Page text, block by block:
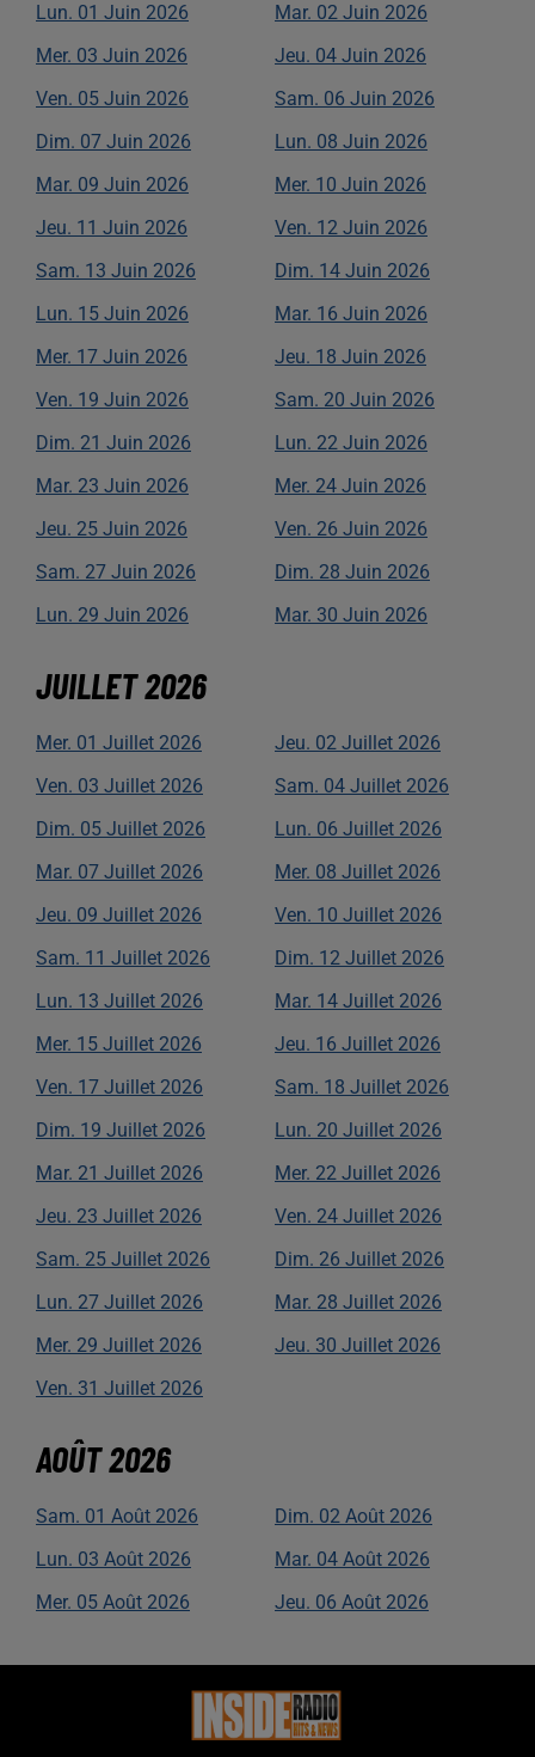
Lun. 01 Juin 2026 Mar. 02 Juin 2026
Mer. 03 Juin 2026 Jeu. 04 Juin 2026
Ven. 05 Juin 2026 Sam. 06 Juin 2026
Dim. 07 Juin 2026 Lun. 08 Juin 2026
Mar. 09 Juin 2026 Mer. 10 Juin 2026
Jeu. 11 Juin 2026 Ven. 12 Juin 2026
Sam. 13 Juin 2026 Dim. 14 Juin 2026
Lun. 15 Juin 2026 Mar. 16 Juin 2026
Mer. 17 Juin 2026 Jeu. 18 Juin 2026
Ven. 19 Juin 2026 Sam. 20 Juin 2026
Dim. 21 Juin 2026 Lun. 22 Juin 2026
Mar. 23 Juin 2026 Mer. 24 Juin 2026
Jeu. 25 Juin 2026 Ven. 26 Juin 2026
Sam. 27 Juin 2026 Dim. 28 Juin 2026
Lun. 29 Juin 2026 Mar. 30 Juin 2026
JUILLET2026
Mer. 01 Juillet 2026 Jeu. 02 Juillet 2026
Ven. 03 Juillet 2026 Sam. 04 Juillet 2026
Dim. 05 Juillet 2026 Lun. 06 Juillet 2026
Mar. 07 Juillet 2026 Mer. 08 Juillet 2026
Jeu. 09 Juillet 2026 Ven. 10 Juillet 2026
Sam. 11 Juillet 2026 Dim. 12 Juillet 2026
Lun. 13 Juillet 2026 Mar. 14 Juillet 2026
Mer. 15 Juillet 2026 Jeu. 16 Juillet 2026
Ven. 17 Juillet 2026 Sam. 18 Juillet 2026
Dim. 19 Juillet 2026 Lun. 20 Juillet 2026
Mar. 21 Juillet 2026 Mer. 22 Juillet 2026
Jeu. 23 Juillet 2026 Ven. 24 Juillet 2026
Sam. 25 Juillet 2026 Dim. 26 Juillet 2026
Lun. 27 Juillet 2026 Mar. 28 Juillet 2026
Mer. 29 Juillet 2026 Jeu. 30 Juillet 2026
Ven. 31 Juillet 2026
AOÛT2026
Sam. 01 Août 2026 Dim. 02 Août 2026
Lun. 03 Août 2026 Mar. 04 Août 2026
Mer. 05 Août 2026 Jeu. 06 Août 2026